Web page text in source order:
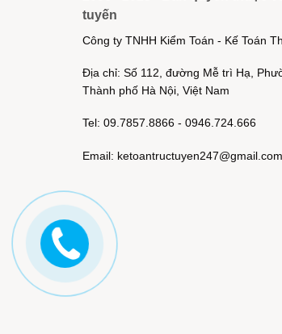
tuyến
Công ty TNHH Kiểm Toán - Kế Toán
Địa chỉ: Số 112, đường Mễ trì Hạ,
Thành phố Hà Nội, Việt Nam
Tel: 09.7857.8866 - 0946.724.666
Email: ketoantructuyen247@gmail.com